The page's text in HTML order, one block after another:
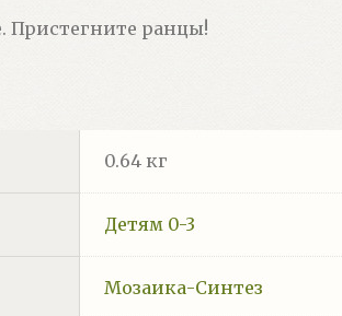
Пристегните ранцы!
0.64 кг
Детям 0-3
Мозаика-Синтез